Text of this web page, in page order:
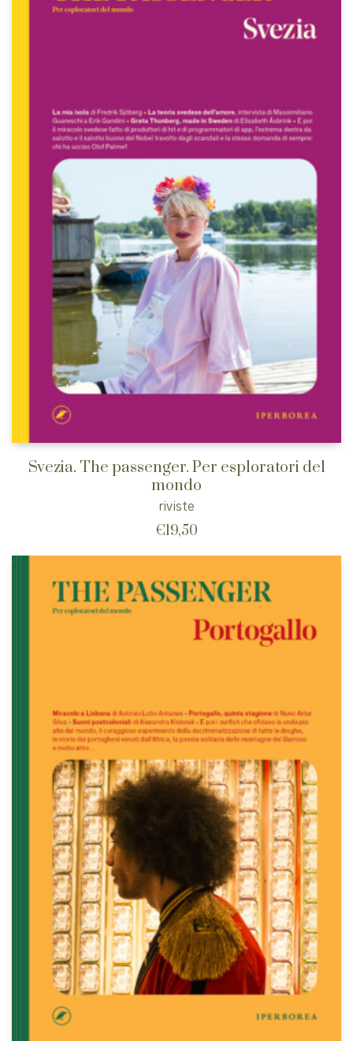
Svezia. The passenger. Per esploratori del
mondo
riviste
€19,50